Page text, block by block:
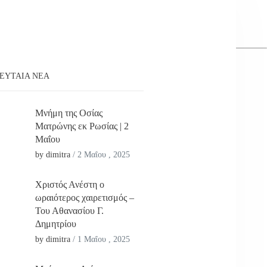
ΝΕΑ
Μνήμη της Οσίας
Ματρώνης εκ Ρωσίας | 2
Μαΐου
by dimitra / 2 Μαΐου , 2025
Χριστός Ανέστη ο
ωραιότερος χαιρετισμός –
Του Αθανασίου Γ.
Δημητρίου
by dimitra / 1 Μαΐου , 2025